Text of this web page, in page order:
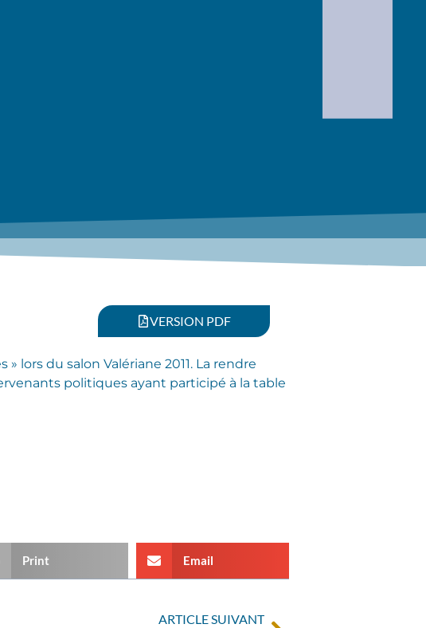
VERSION PDF
lors du salon Valériane 2011. La rendre
politiques ayant participé à la table
Print Email
ARTICLE SUIVANT